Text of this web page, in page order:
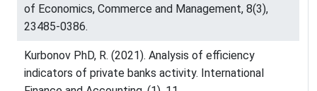
of Economics, Commerce and Management, 8(3),
23485-0386.
Kurbonov PhD, R. (2021). Analysis of efficiency
indicators of private banks activity. International